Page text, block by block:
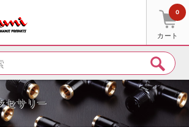
カート
0
セサリー